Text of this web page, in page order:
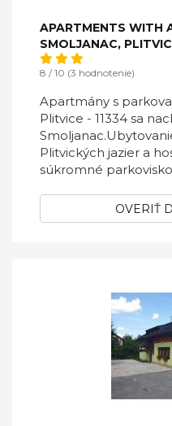
APARTMENTS WITH
SMOLJANAC,
8 / 10 (3 hodnotenie)
Apartmány s
Plitvice - 11334 sa
Plitvických jazier a
súkromné
OVERIŤ